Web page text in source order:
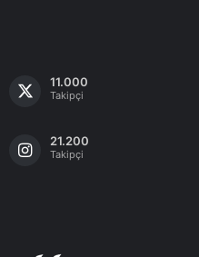
11.000
Takipçi
21.200
Takipçi